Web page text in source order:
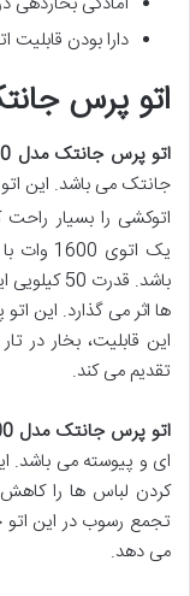
دارا بودن
اتو پرس
اتو پرس جانتک مدل 5500
جانتک می باشد. این
اتوکشی را بسیار
یک
باشد.
ها اثر می گذارد. این
این قابلیت، بخار در
تقدیم می کند.
اتو پرس جانتک مدل 5500
ای و پیوسته می باشد.
کردن لباس ها را
تجمع رسوب در این اتو
می دهد.